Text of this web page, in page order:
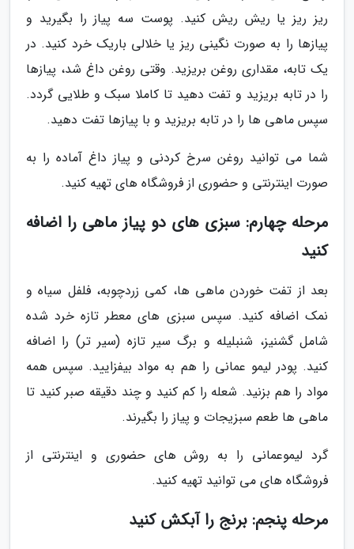
ریز ریز یا ریش ریش کنید. پوست سه پیاز را بگیرید و
پیازها را به صورت نگینی ریز یا خلالی باریک خرد کنید. در
یک تابه، مقداری روغن بریزید. وقتی روغن داغ شد، پیازها
را در تابه بریزید و تفت دهید تا کاملا سبک و طلایی گردد.
سپس ماهی ها را در تابه بریزید و با پیازها تفت دهید.
شما می توانید روغن سرخ کردنی و پیاز داغ آماده را به
صورت اینترنتی و حضوری از فروشگاه های تهیه کنید.
مرحله چهارم: سبزی های دو پیاز ماهی را اضافه
کنید
بعد از تفت خوردن ماهی ها، کمی زردچوبه، فلفل سیاه و
نمک اضافه کنید. سپس سبزی های معطر تازه خرد شده
شامل گشنیز، شنبلیله و برگ سیر تازه (سیر تر) را اضافه
کنید. پودر لیمو عمانی را هم به مواد بیفزایید. سپس همه
مواد را هم بزنید. شعله را کم کنید و چند دقیقه صبر کنید تا
ماهی ها طعم سبزیجات و پیاز را بگیرند.
گرد لیموعمانی را به روش های حضوری و اینترنتی از
فروشگاه های می توانید تهیه کنید.
مرحله پنجم: برنج را آبکش کنید